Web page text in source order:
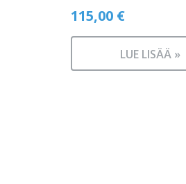
115,00 €
LUE LISÄÄ »